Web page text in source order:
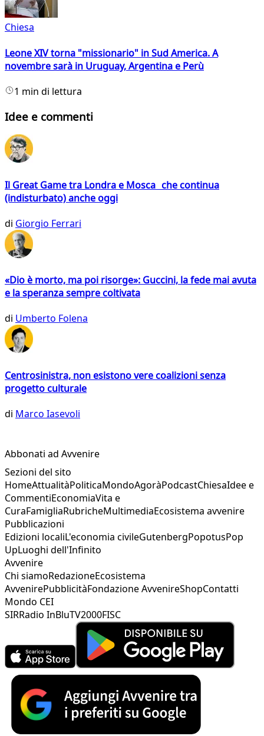
Chiesa
Leone XIV torna "missionario" in Sud America. A
novembre sarà in Uruguay, Argentina e Perù
1 min di lettura
Idee e commenti
Il Great Game tra Londra e Mosca che continua
(indisturbato) anche oggi
di Giorgio Ferrari
«Dio è morto, ma poi risorge»: Guccini, la fede mai avuta
e la speranza sempre coltivata
di Umberto Folena
Centrosinistra, non esistono vere coalizioni senza
progetto culturale
di Marco Iasevoli
Abbonati ad Avvenire
Sezioni del sito
HomeAttualitàPoliticaMondoAgoràPodcastChiesaIdee e
CommentiEconomiaVita e
CuraFamigliaRubricheMultimediaEcosistema avvenire
Pubblicazioni
Edizioni localiL'economia civileGutenbergPopotusPop
UpLuoghi dell'Infinito
Avvenire
Chi siamoRedazioneEcosistema
AvvenirePubblicitàFondazione AvvenireShopContatti
Mondo CEI
SIRRadio InBluTV2000FISC